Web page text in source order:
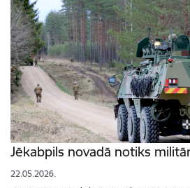
Jēkabpils novadā notiks
22.05.2026.